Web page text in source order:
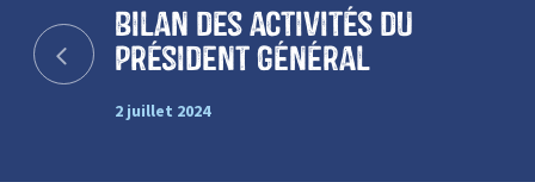
Bilan des activités du
Président Général
2 juillet 2024